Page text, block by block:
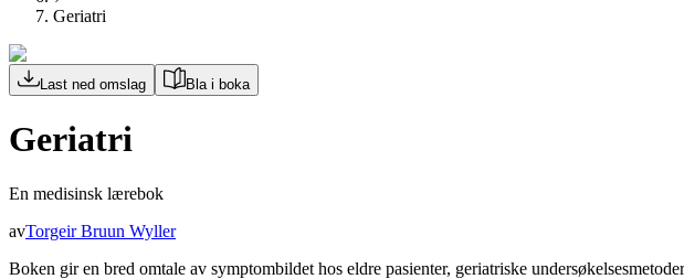
Geriatri
Last ned omslag Bla i boka
Geriatri
En medisinsk lærebok
avTorgeir Bruun Wyller
Boken gir en bred omtale av symptombildet hos eldre pasienter, geriatriske